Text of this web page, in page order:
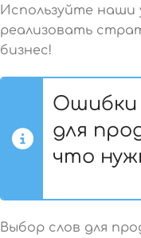
Используйте наши
реализовать
бизнес!
Ошибки
для
что
Выбор слов для